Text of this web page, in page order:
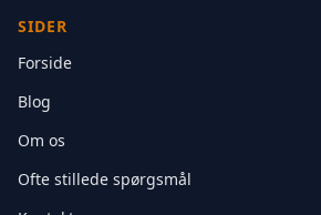
SIDER
Forside
Blog
Om os
Ofte stillede spørgsmål